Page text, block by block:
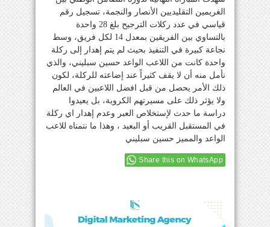
الغريمين التقليديين الأنصار والنجمة، تسجيل رقم
قياسي في عدد ركلات الترجيح بلغ 28 واحدة
بالتساوي بين الفريقين بمعدل 14 لكل فريق، وسط
نجاعة كبيرة في التنفيذ بحيث لم يتم إهدار إلى ركلة
واحدة كانت من اللاعب الواعد حسين سبليني، والذي
نأمل منه أن لا يقف كثيراً عند إضاعته للركلة، لكون
ذلك الأمر يحصل من قبل افضل اللاعبين في العالم
ولا يؤثر ذلك على مسيرتهم الكروية، بل يعيدوا
دراسة ما حدث لإستخلاص العبر وعدم إهدار اي ركلة
في المستقبل القريب أو البعيد ، وهذا ما نتمناه للاعب
الواعد والمميز حسين سبليني
Share this on WhatsApp